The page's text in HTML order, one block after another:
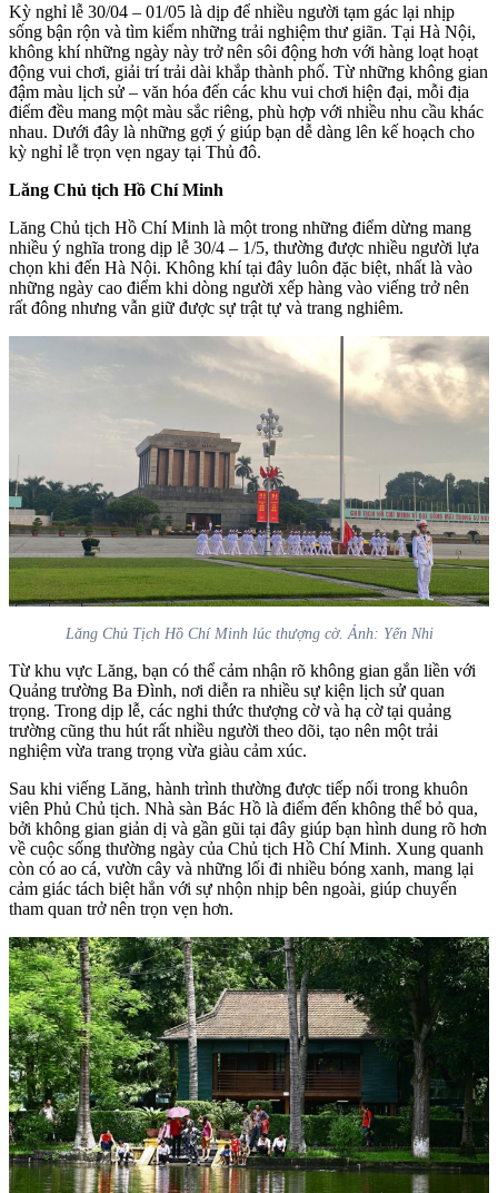
Kỳ nghỉ lễ 30/04 – 01/05 là dịp để nhiều người tạm gác lại nhịp
sống bận rộn và tìm kiếm những trải nghiệm thư giãn. Tại Hà Nội,
không khí những ngày này trở nên sôi động hơn với hàng loạt hoạt
động vui chơi, giải trí trải dài khắp thành phố. Từ những không gian
đậm màu lịch sử – văn hóa đến các khu vui chơi hiện đại, mỗi địa
điểm đều mang một màu sắc riêng, phù hợp với nhiều nhu cầu khác
nhau. Dưới đây là những gợi ý giúp bạn dễ dàng lên kế hoạch cho
kỳ nghỉ lễ trọn vẹn ngay tại Thủ đô.
Lăng Chủ tịch Hồ Chí Minh
Lăng Chủ tịch Hồ Chí Minh là một trong những điểm dừng mang
nhiều ý nghĩa trong dịp lễ 30/4 – 1/5, thường được nhiều người lựa
chọn khi đến Hà Nội. Không khí tại đây luôn đặc biệt, nhất là vào
những ngày cao điểm khi dòng người xếp hàng vào viếng trở nên
rất đông nhưng vẫn giữ được sự trật tự và trang nghiêm.
Lăng Chủ Tịch Hồ Chí Minh lúc thượng cờ. Ảnh: Yến Nhi
Từ khu vực Lăng, bạn có thể cảm nhận rõ không gian gắn liền với
Quảng trường Ba Đình, nơi diễn ra nhiều sự kiện lịch sử quan
trọng. Trong dịp lễ, các nghi thức thượng cờ và hạ cờ tại quảng
trường cũng thu hút rất nhiều người theo dõi, tạo nên một trải
nghiệm vừa trang trọng vừa giàu cảm xúc.
Sau khi viếng Lăng, hành trình thường được tiếp nối trong khuôn
viên Phủ Chủ tịch. Nhà sàn Bác Hồ là điểm đến không thể bỏ qua,
bởi không gian giản dị và gần gũi tại đây giúp bạn hình dung rõ hơn
về cuộc sống thường ngày của Chủ tịch Hồ Chí Minh. Xung quanh
còn có ao cá, vườn cây và những lối đi nhiều bóng xanh, mang lại
cảm giác tách biệt hẳn với sự nhộn nhịp bên ngoài, giúp chuyến
tham quan trở nên trọn vẹn hơn.